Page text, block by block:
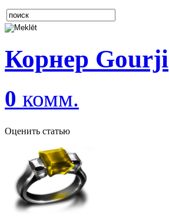
Корнер Gourji
0 комм.
Оценить статью